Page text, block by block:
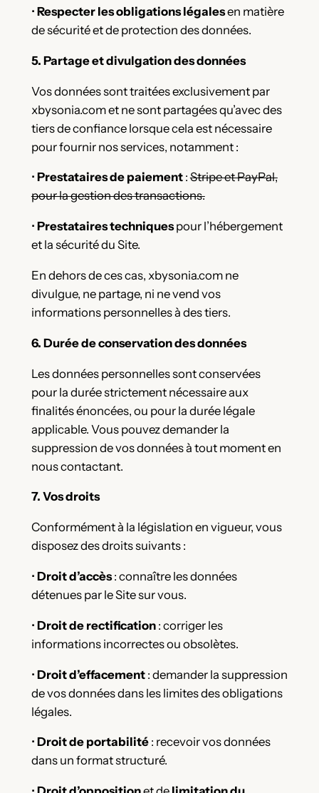
• Respecter les obligations légalesen matière
de sécurité et de protection des données.
5. Partage et divulgation des données
Vos données sont traitées exclusivement par
xbysonia.com et ne sont partagées qu’avec des
tiers de confiance lorsque cela est nécessaire
pour fournir nos services, notamment :
• Prestataires de paiement:Stripe et PayPal,
pour la gestion des transactions.
• Prestataires techniquespour l’hébergement
et la sécurité du Site.
En dehors de ces cas, xbysonia.com ne
divulgue, ne partage, ni ne vend vos
informations personnelles à des tiers.
6. Durée de conservation des données
Les données personnelles sont conservées
pour la durée strictement nécessaire aux
finalités énoncées, ou pour la durée légale
applicable. Vous pouvez demander la
suppression de vos données à tout moment en
nous contactant.
7. Vos droits
Conformément à la législation en vigueur, vous
disposez des droits suivants :
• Droit d’accès: connaître les données
détenues par le Site sur vous.
• Droit de rectification: corriger les
informations incorrectes ou obsolètes.
• Droit d’effacement: demander la suppression
de vos données dans les limites des obligations
légales.
• Droit de portabilité: recevoir vos données
dans un format structuré.